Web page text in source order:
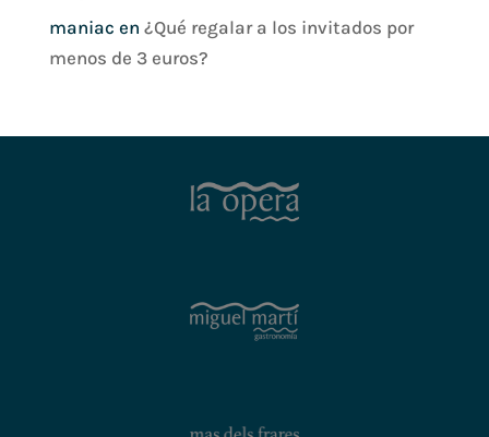
maniac en ¿Qué regalar a los invitados por
menos de 3 euros?